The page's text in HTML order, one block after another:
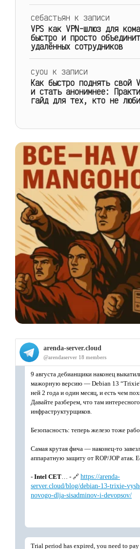
себастьян к записи
VPS как VPN-шлюз для
быстро и просто
удалённых сотрудников
cyou к записи
Как быстро поднять свой
и стать анонимнее:
гайд для тех, кто не